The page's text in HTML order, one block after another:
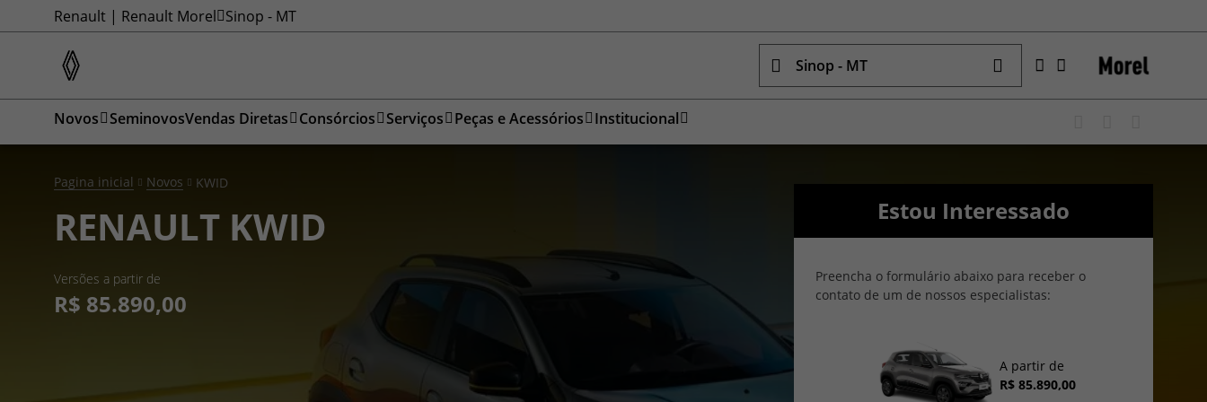
Renault | Renault Morel Sinop - MT
Sinop - MT
Novos SeminovosVendas Diretas Consórcios Serviços Peças e Acessórios Institucional
Pagina inicial Novos KWID
RENAULT KWID
Versões a partir de
R$ 85.890,00
Estou Interessado
Preencha o formulário abaixo para receber o
contato de um de nossos especialistas:
A partir de
R$ 85.890,00